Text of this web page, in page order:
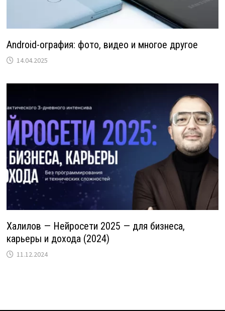
Android-ография: фото, видео и многое другое
14.04.2025
Халилов — Нейросети 2025 — для бизнеса,
карьеры и дохода (2024)
11.12.2024